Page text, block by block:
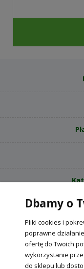
Internetowy sklep
NIP: 6090037061,
Dbamy o
Pliki cookies i
poprawne
ofertę do Twoich
wykorzystanie
do sklepu lub